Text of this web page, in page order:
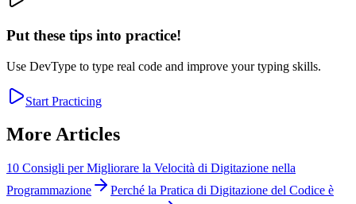
Put these tips into practice!
Use DevType to type real code and improve your typing skills.
Start Practicing
More Articles
10 Consigli per Migliorare la Velocità di Digitazione nella
Programmazione
Perché la Pratica di Digitazione del Codice è